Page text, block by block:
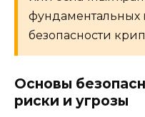
безопасности
Основы
риски и угрозы